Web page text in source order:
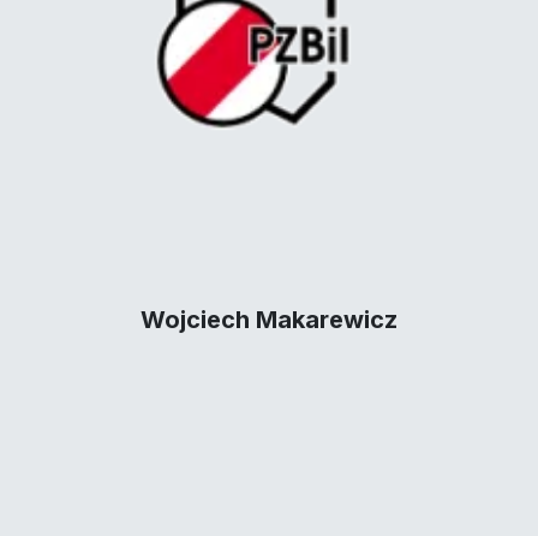
Wojciech Makarewicz